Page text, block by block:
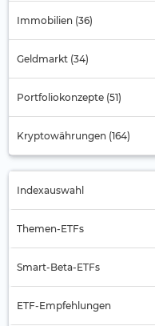
Immobilien (36)
Geldmarkt (34)
Portfoliokonzepte (51)
Kryptowährungen (164)
Indexauswahl
Indexauswahl
Themen-ETFs
Automobilbranche
Banken
Smart-Beta-ETFs
ETF-Empfehlungen